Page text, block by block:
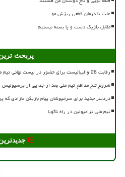
علت تا درمان قطعی ریزش مو
مقابل بلژیک دست و پا بسته نیستیم
پربحث
رقابت 28 والیبالیست برای حضور در لیست نهائی تیم ملی
شروع تلخ مدافع تیم ملی بعد از جدایی از پرسپولیس
دردسر جدید برای سرخپوشان پیام بازیکن مازادی که
تیم ملی ترامپولین در راه ناگویا